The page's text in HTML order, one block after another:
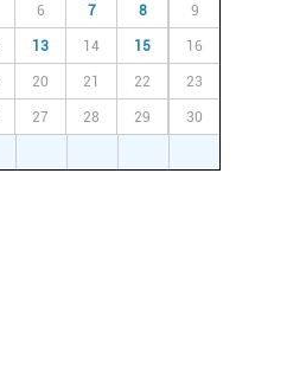
6 7 8 9
13 14 15 16
20 21 22 23
27 28 29 30